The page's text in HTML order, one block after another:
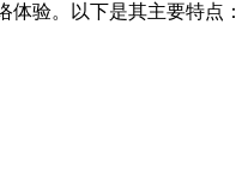
验。以下是其主要特点：